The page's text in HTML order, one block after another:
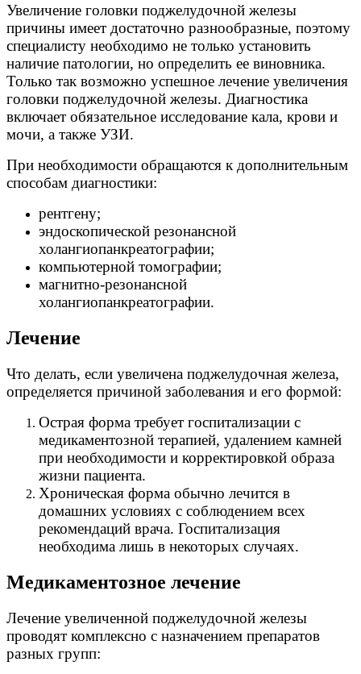
Увеличение головки поджелудочной железы
причины имеет достаточно разнообразные, поэтому
специалисту необходимо не только установить
наличие патологии, но определить ее виновника.
Только так возможно успешное лечение увеличения
головки поджелудочной железы. Диагностика
включает обязательное исследование кала, крови и
мочи, а также УЗИ.
При необходимости обращаются к дополнительным
способам диагностики:
рентгену;
эндоскопической резонансной
холангиопанкреатографии;
компьютерной томографии;
магнитно-резонансной
холангиопанкреатографии.
Лечение
Что делать, если увеличена поджелудочная железа,
определяется причиной заболевания и его формой:
Острая форма требует госпитализации с
медикаментозной терапией, удалением камней
при необходимости и корректировкой образа
жизни пациента.
Хроническая форма обычно лечится в
домашних условиях с соблюдением всех
рекомендаций врача. Госпитализация
необходима лишь в некоторых случаях.
Медикаментозное лечение
Лечение увеличенной поджелудочной железы
проводят комплексно с назначением препаратов
разных групп: